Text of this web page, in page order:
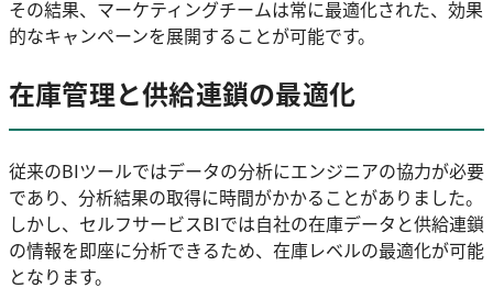
その結果、マーケティングチームは常に最適化された、効果
的なキャンペーンを展開することが可能です。
在庫管理と供給連鎖の最適化
従来のBIツールではデータの分析にエンジニアの協力が必要
であり、分析結果の取得に時間がかかることがありました。
しかし、セルフサービスBIでは自社の在庫データと供給連鎖
の情報を即座に分析できるため、在庫レベルの最適化が可能
となります。